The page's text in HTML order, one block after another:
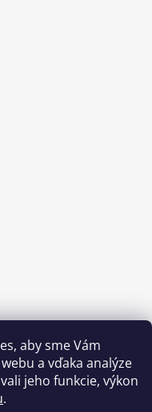
aby sme Vám
a vďaka analýze
jeho funkcie, výkon
.